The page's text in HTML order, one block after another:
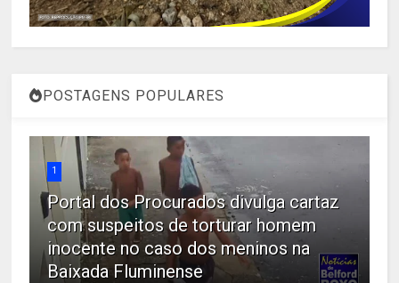
POSTAGENS POPULARES
1
Portal dos Procurados divulga cartaz
com suspeitos de torturar homem
inocente no caso dos meninos na
Baixada Fluminense